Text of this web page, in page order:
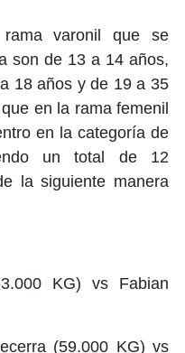
varonil que se
son de 13 a 14 años,
18 años y de 19 a 35
en la rama femenil
en la categoría de
un total de 12
la siguiente manera
KG) vs Fabian
(59.000 KG) vs